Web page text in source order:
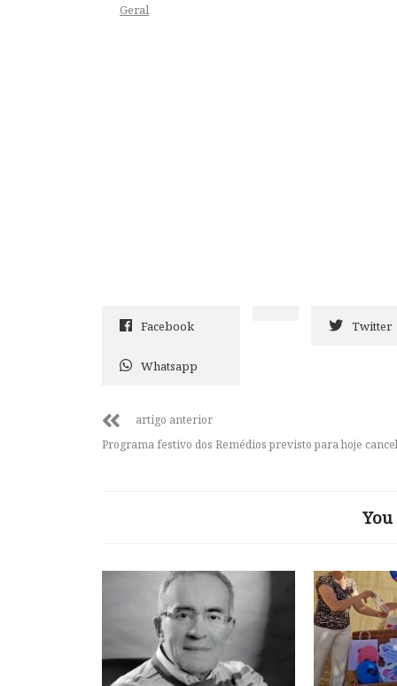
Geral
Facebook Twitter
Whatsapp
artigo anterior
Programa festivo dos Remédios previsto para hoje